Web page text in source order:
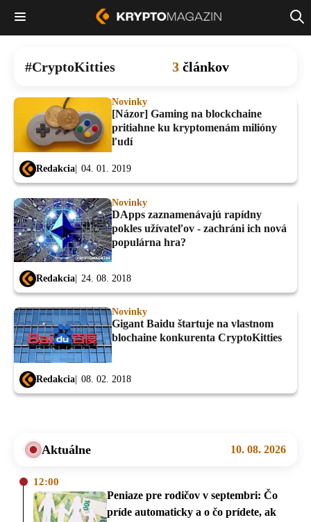
CryptoKitties 3 článkov
Novinky
[Názor] Gaming na blockchaine
pritiahne ku kryptomenám milióny
ľudí
Redakcia 04. 01. 2019
Novinky
DApps zaznamenávajú rapídny
pokles užívateľov - zachráni ich nová
populárna hra?
Redakcia 24. 08. 2018
Novinky
Gigant Baidu štartuje na vlastnom
blochaine konkurenta CryptoKitties
Redakcia 08. 02. 2018
Aktuálne 10. 08. 2026
12:00
Peniaze pre rodičov v septembri: Čo
príde automaticky a o čo prídete, ak